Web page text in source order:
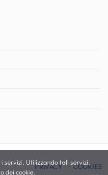
PRIVACY COOKIES
servizi. Utilizzando tali servizi,
dei cookie.